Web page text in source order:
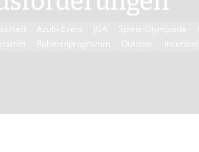
Azubi-Event JGA Spiele-Olympiade
Rahmenprogramm Outdoor Incentive